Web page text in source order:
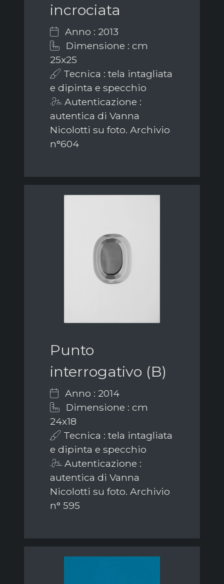
incrociata
Anno : 2013
Dimensione : cm
25x25
Tecnica : tela intagliata
e dipinta e specchio
Autenticazione :
autentica di Vanna
Nicolotti su foto. Archivio
n°604
Punto
interrogativo (B)
Anno : 2014
Dimensione : cm
24x18
Tecnica : tela intagliata
e dipinta e specchio
Autenticazione :
autentica di Vanna
Nicolotti su foto. Archivio
n° 595